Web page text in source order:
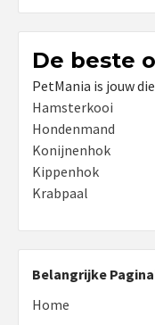
De beste
PetMania is jouw
Hamsterkooi
Hondenmand
Konijnenhok
Kippenhok
Krabpaal
Belangrijke
Home